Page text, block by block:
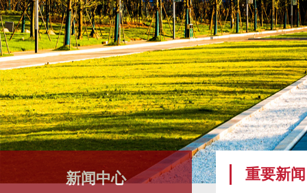
新闻中心 重要新闻